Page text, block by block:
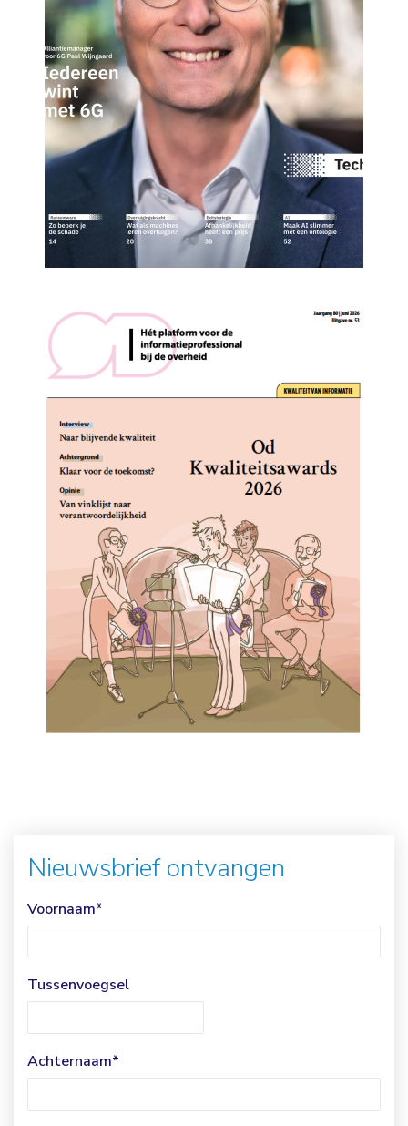
Nieuwsbrief ontvangen
Voornaam*
Tussenvoegsel
Achternaam*